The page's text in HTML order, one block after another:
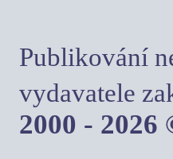
Publikování
vydavatele
2000 -